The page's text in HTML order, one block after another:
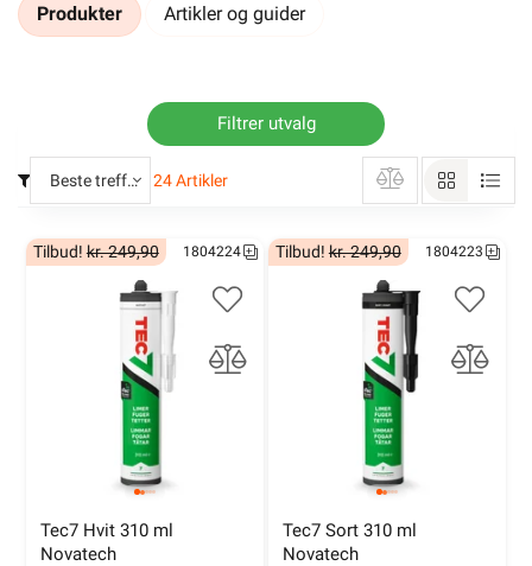
Produkter Artikler og guider
Filtrer utvalg
Beste treff 24Artikler
Tec7 Hvit 310 ml
Novatech
1804224
Tilbud!kr. 249,90
Tec7 Sort 310 ml
Novatech
1804223
Tilbud!kr. 249,90